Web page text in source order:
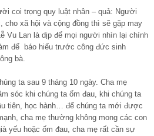
coi trọng quy luật nhân – quả: Người
cho xã hội và cộng đồng thì sẽ gặp may
Vu Lan là dịp để mọi người nhìn lại chính
để
báo hiếu trước công đức sinh
bà.
ta sau 9 tháng 10 ngày. Cha mẹ
sóc khi chúng ta ốm đau, khi chúng ta
tiên, học hành… để chúng ta mới được
cha mẹ thường không mong các con
yếu hoặc ốm đau, cha mẹ rất cần sự